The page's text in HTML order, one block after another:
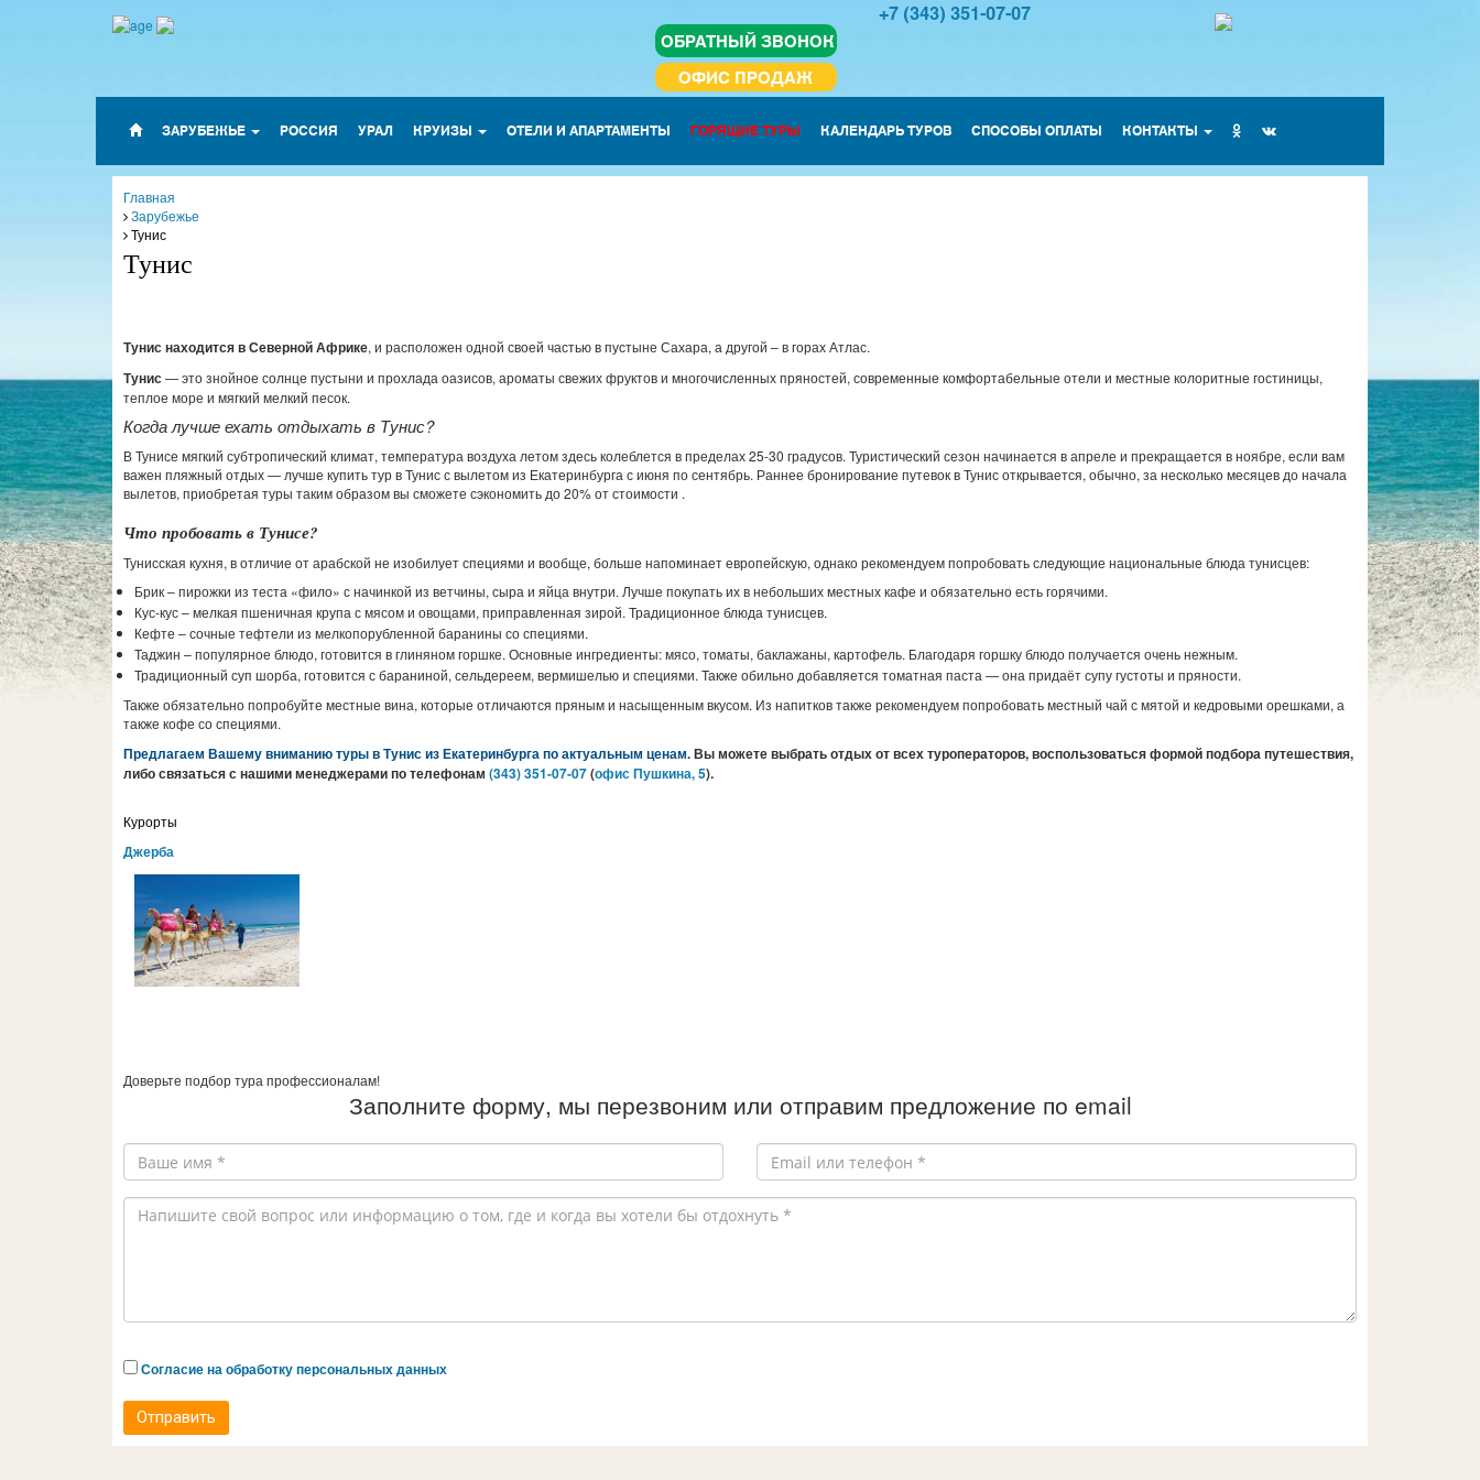
ОБРАТНЫЙ ЗВОНОК
ОФИС ПРОДАЖ
+7 (343) 351-07-07
ЗАРУБЕЖЬЕ РОССИЯ УРАЛ КРУИЗЫ ОТЕЛИ И АПАРТАМЕНТЫ ГОРЯЩИЕ ТУРЫ КАЛЕНДАРЬ ТУРОВ СПОСОБЫ ОПЛАТЫ КОНТАКТЫ
Главная
Зарубежье
Тунис
Тунис
Тунис находится в Северной Африке, и расположен одной своей частью в пустыне Сахара, а другой – в горах Атлас.
Тунис— это знойное солнце пустыни и прохлада оазисов, ароматы свежих фруктов и многочисленных пряностей, современные комфортабельные отели и местные колоритные гостиницы,
теплое море и мягкий мелкий песок.
Когда лучше ехать отдыхать в Тунис?
В Тунисе мягкий субтропический климат, температура воздуха летом здесь колеблется в пределах 25-30 градусов. Туристический сезон начинается в апреле и прекращается в ноябре, если вам
важен пляжный отдых — лучше купить тур в Тунис с вылетом из Екатеринбурга с июня по сентябрь. Раннее бронирование путевок в Тунис открывается, обычно, за несколько месяцев до начала
вылетов, приобретая туры таким образом вы сможете сэкономить до 20% от стоимости .
Что пробовать в Тунисе?
Тунисская кухня, в отличие от арабской не изобилует специями и вообще, больше напоминает европейскую, однако рекомендуем попробовать следующие национальные блюда тунисцев:
Брик – пирожки из теста «фило» с начинкой из ветчины, сыра и яйца внутри. Лучше покупать их в небольших местных кафе и обязательно есть горячими.
Кус-кус – мелкая пшеничная крупа с мясом и овощами, приправленная зирой. Традиционное блюда тунисцев.
Кефте – сочные тефтели из мелкопорубленной баранины со специями.
Таджин – популярное блюдо, готовится в глиняном горшке. Основные ингредиенты: мясо, томаты, баклажаны, картофель. Благодаря горшку блюдо получается очень нежным.
Традиционный суп шорба, готовится с бараниной, сельдереем, вермишелью и специями. Также обильно добавляется томатная паста — она придаёт супу густоты и пряности.
Также обязательно попробуйте местные вина, которые отличаются пряным и насыщенным вкусом. Из напитков также рекомендуем попробовать местный чай с мятой и кедровыми орешками, а
также кофе со специями.
Предлагаем Вашему вниманию туры в Тунис из Екатеринбурга по актуальным ценам.Вы можете выбрать отдых от всех туроператоров, воспользоваться формой подбора путешествия,
либо связаться с нашими менеджерами по телефонам (343) 351-07-07(офис Пушкина, 5).
Курорты
Джерба
Доверьте подбор тура профессионалам!
Заполните форму, мы перезвоним или отправим предложение по email
Согласие на обработку персональных данных
Отправить